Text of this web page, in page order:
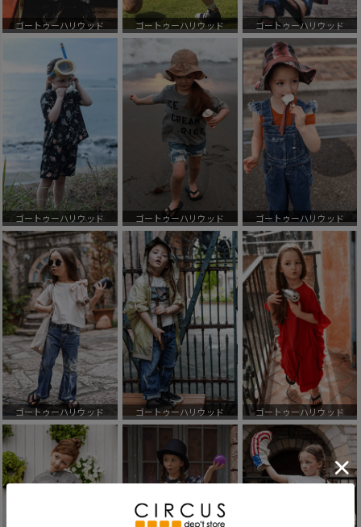
ゴートゥーハリウッド ゴートゥーハリウッド ゴートゥーハリウッド
ゴートゥーハリウッド ゴートゥーハリウッド ゴートゥーハリウッド
ゴートゥーハリウッド ゴートゥーハリウッド ゴートゥーハリウッド